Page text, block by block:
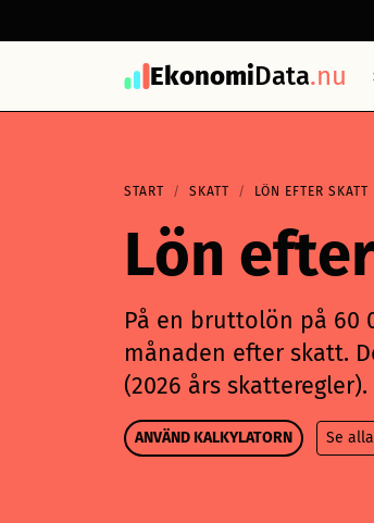
EkonomiData.nu
START SKATT LÖN EFTER SKATT
Lön
På en bruttolön på 60
månaden efter skatt.
(2026 års skatteregler).
ANVÄND KALKYLATORN Se